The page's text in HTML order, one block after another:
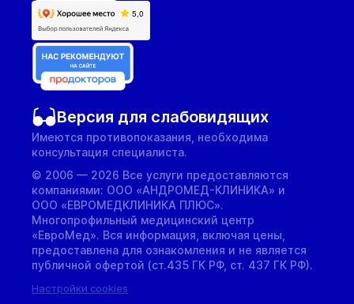
Версия для слабовидящих
Имеются противопоказания, необходима
консультация специалиста.
© 2006 — 2026 Все услуги предоставляются
компаниями: ООО «АНДРОМЕД-КЛИНИКА» и
ООО «ЕВРОМЕДКЛИНИКА ПЛЮС».
Многопрофильный медицинский центр
«ЕвроМед». Вся информация, включая цены,
предоставлена для ознакомления и не является
публичной офертой (ст.435 ГК РФ, cт. 437 ГК РФ).
Настройки cookies